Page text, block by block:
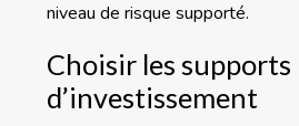
niveau de risque supporté.
Choisir les supports
d’investissement